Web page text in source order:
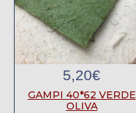
5,20€
GAMPI 40*62 VERDE
OLIVA